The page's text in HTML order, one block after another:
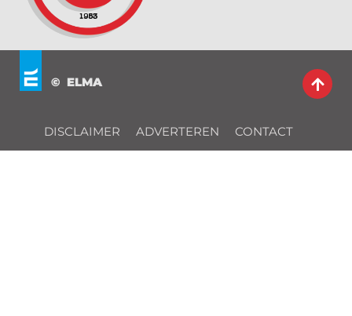
© ELMA
DISCLAIMER ADVERTEREN CONTACT